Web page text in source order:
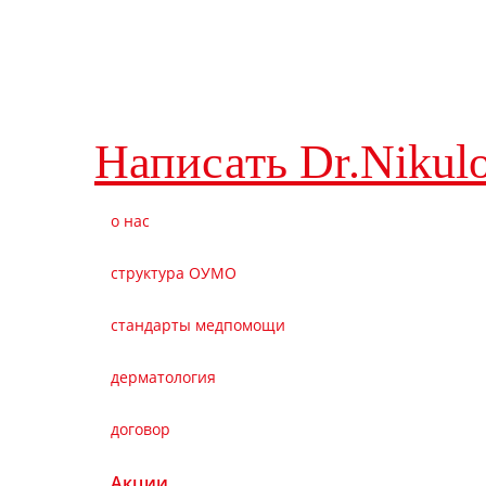
Написать
о нас
структура ОУМО
стандарты медпомощи
дерматология
договор